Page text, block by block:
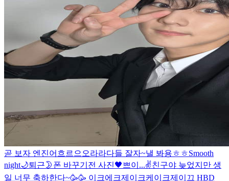
곧 보자 엔진어흐르으오라라다들 잘자~낼 봐용ㅎㅎSmooth
night🌙퇴근🌛 폰 바꾸기전 사진🖤 쁘이...✌️친구야 늦었지만 생
일 너무 축하한다~🥳🥳 이크에크제이크케이크제이끄 HBD